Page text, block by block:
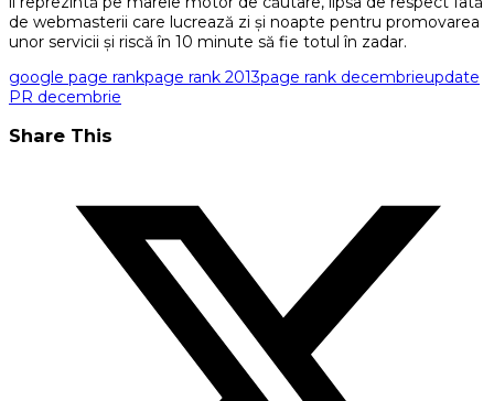
de webmasterii care lucrează zi şi noapte pentru promovarea
unor servicii şi riscă în 10 minute să fie totul în zadar.
google page rankpage rank 2013page rank decembrieupdate
PR decembrie
Share This